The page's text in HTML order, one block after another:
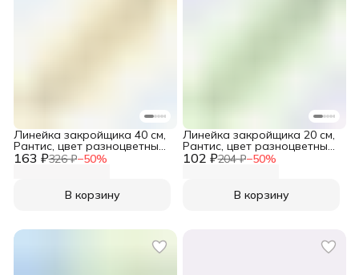
163 ₽326 ₽−50%
Линейка закройщика 40 см,
Рантис, цвет разноцветный,
1 шт
В корзину
102 ₽204 ₽−50%
Линейка закройщика 20 см,
Рантис, цвет разноцветный,
1 шт
В корзину